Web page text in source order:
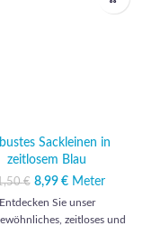
Sackleinen in
zeitlosem Blau
€
Ursprünglicher
Preis war: 11,50 €
8,99 €
Aktueller
Meter
Entdecken Sie unser
zeitloses und